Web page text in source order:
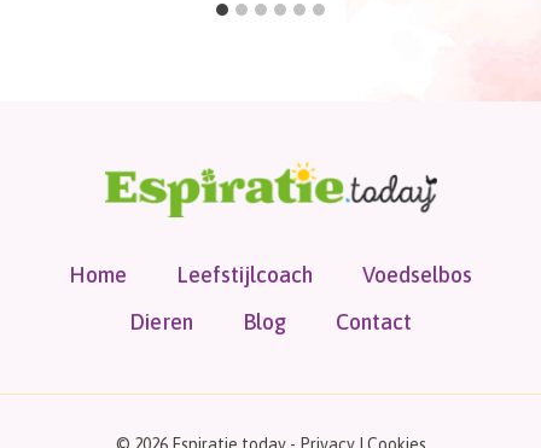
Home Leefstijlcoach
Voedselbos
Dieren
Blog Contact